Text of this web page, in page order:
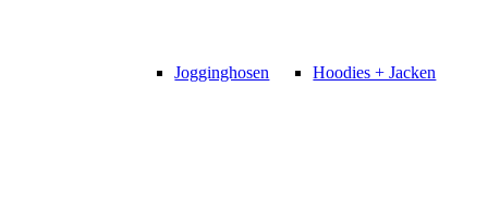
Jogginghosen Hoodies + Jacken